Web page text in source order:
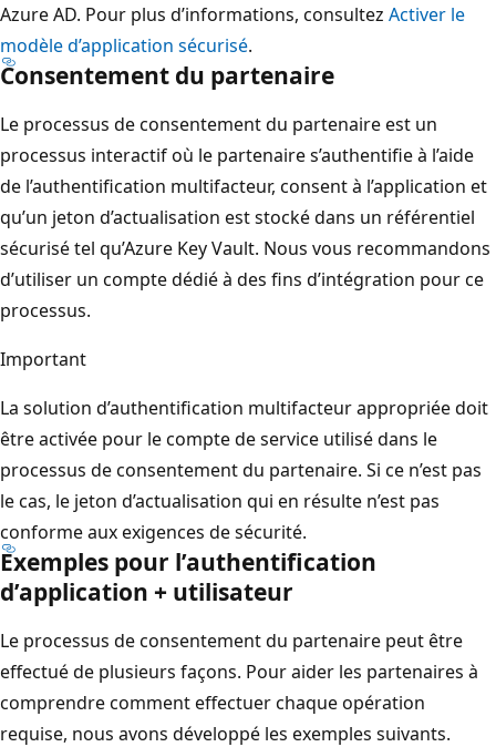
Azure AD. Pour plus d’informations, consultez Activer le
modèle d’application sécurisé.
Consentement du partenaire
Le processus de consentement du partenaire est un
processus interactif où le partenaire s’authentifie à l’aide
de l’authentification multifacteur, consent à l’application et
qu’un jeton d’actualisation est stocké dans un référentiel
sécurisé tel qu’Azure Key Vault. Nous vous recommandons
d’utiliser un compte dédié à des fins d’intégration pour ce
processus.
Important
La solution d’authentification multifacteur appropriée doit
être activée pour le compte de service utilisé dans le
processus de consentement du partenaire. Si ce n’est pas
le cas, le jeton d’actualisation qui en résulte n’est pas
conforme aux exigences de sécurité.
Exemples pour l’authentification
d’application + utilisateur
Le processus de consentement du partenaire peut être
effectué de plusieurs façons. Pour aider les partenaires à
comprendre comment effectuer chaque opération
requise, nous avons développé les exemples suivants.